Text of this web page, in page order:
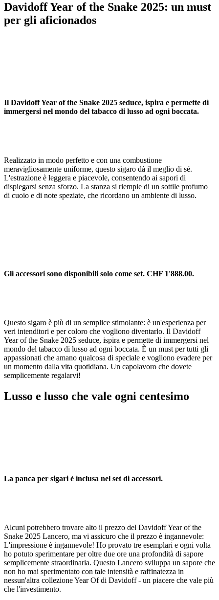
Davidoff Year of the Snake 2025: un must
per gli aficionados
Il Davidoff Year of the Snake 2025 seduce, ispira e permette di
immergersi nel mondo del tabacco di lusso ad ogni boccata.
Realizzato in modo perfetto e con una combustione
meravigliosamente uniforme, questo sigaro dà il meglio di sé.
L'estrazione è leggera e piacevole, consentendo ai sapori di
dispiegarsi senza sforzo. La stanza si riempie di un sottile profumo
di cuoio e di note speziate, che ricordano un ambiente di lusso.
Gli accessori sono disponibili solo come set. CHF 1'888.00.
Questo sigaro è più di un semplice stimolante: è un'esperienza per
veri intenditori e per coloro che vogliono diventarlo. Il Davidoff
Year of the Snake 2025 seduce, ispira e permette di immergersi nel
mondo del tabacco di lusso ad ogni boccata. È un must per tutti gli
appassionati che amano qualcosa di speciale e vogliono evadere per
un momento dalla vita quotidiana. Un capolavoro che dovete
semplicemente regalarvi!
Lusso e lusso che vale ogni centesimo
La panca per sigari è inclusa nel set di accessori.
Alcuni potrebbero trovare alto il prezzo del Davidoff Year of the
Snake 2025 Lancero, ma vi assicuro che il prezzo è ingannevole:
L'impressione è ingannevole! Ho provato tre esemplari e ogni volta
ho potuto sperimentare per oltre due ore una profondità di sapore
semplicemente straordinaria. Questo Lancero sviluppa un sapore che
non ho mai sperimentato con tale intensità e raffinatezza in
nessun'altra collezione Year Of di Davidoff - un piacere che vale più
che l'investimento.